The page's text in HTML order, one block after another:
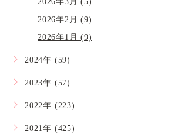
2026年3月 (5)
2026年2月 (9)
2026年1月 (9)
2024年 (59)
2023年 (57)
2022年 (223)
2021年 (425)